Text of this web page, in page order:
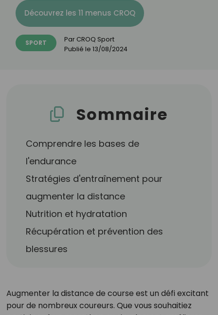
Découvrez les 11 menus CROQ
SPORT Par CROQ Sport
Publié le 13/08/2024
Sommaire
Comprendre les bases de
l'endurance
Stratégies d'entraînement pour
augmenter la distance
Nutrition et hydratation
Récupération et prévention des
blessures
Augmenter la distance de course est un défi excitant
pour de nombreux coureurs. Que vous souhaitiez